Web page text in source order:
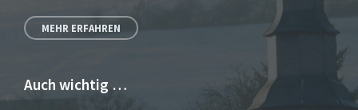
MEHR ERFAHREN
Auch wichtig …